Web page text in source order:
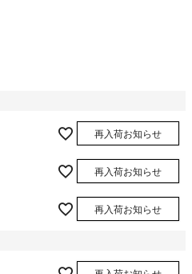
再入荷お知らせ
再入荷お知らせ
再入荷お知らせ